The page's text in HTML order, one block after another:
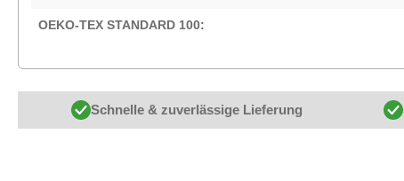
OEKO-TEX STANDARD 100:
Schnelle & zuverlässige Lieferung